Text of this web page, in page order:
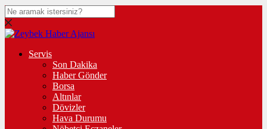
Servis
Son Dakika
Haber Gönder
Borsa
Altınlar
Dövizler
Hava Durumu